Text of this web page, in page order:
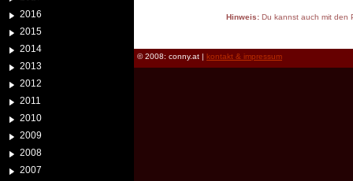
2016
2015
2014
2013
2012
2011
2010
2009
2008
2007
Hinweis:Du kannst auch mit den
© 2008: conny.at | kontakt & impressum